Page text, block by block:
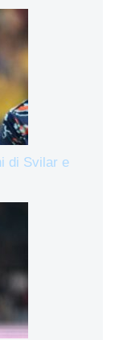
di Svilar e